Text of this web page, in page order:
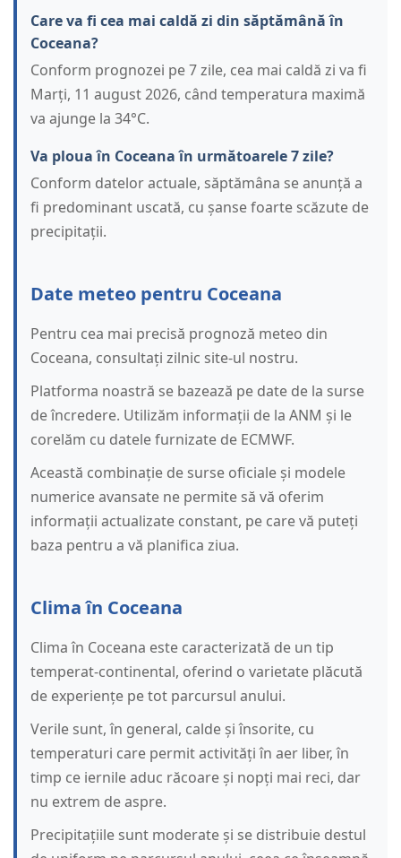
Care va fi cea mai caldă zi din săptămână în
Coceana?
Conform prognozei pe 7 zile, cea mai caldă zi va fi
Marți, 11 august 2026, când temperatura maximă
va ajunge la 34°C.
Va ploua în Coceana în următoarele 7 zile?
Conform datelor actuale, săptămâna se anunță a
fi predominant uscată, cu șanse foarte scăzute de
precipitații.
Date meteo pentru Coceana
Pentru cea mai precisă prognoză meteo din
Coceana, consultați zilnic site-ul nostru.
Platforma noastră se bazează pe date de la surse
de încredere. Utilizăm informații de la ANM și le
corelăm cu datele furnizate de ECMWF.
Această combinație de surse oficiale și modele
numerice avansate ne permite să vă oferim
informații actualizate constant, pe care vă puteți
baza pentru a vă planifica ziua.
Clima în Coceana
Clima în Coceana este caracterizată de un tip
temperat-continental, oferind o varietate plăcută
de experiențe pe tot parcursul anului.
Verile sunt, în general, calde și însorite, cu
temperaturi care permit activități în aer liber, în
timp ce iernile aduc răcoare și nopți mai reci, dar
nu extrem de aspre.
Precipitațiile sunt moderate și se distribuie destul